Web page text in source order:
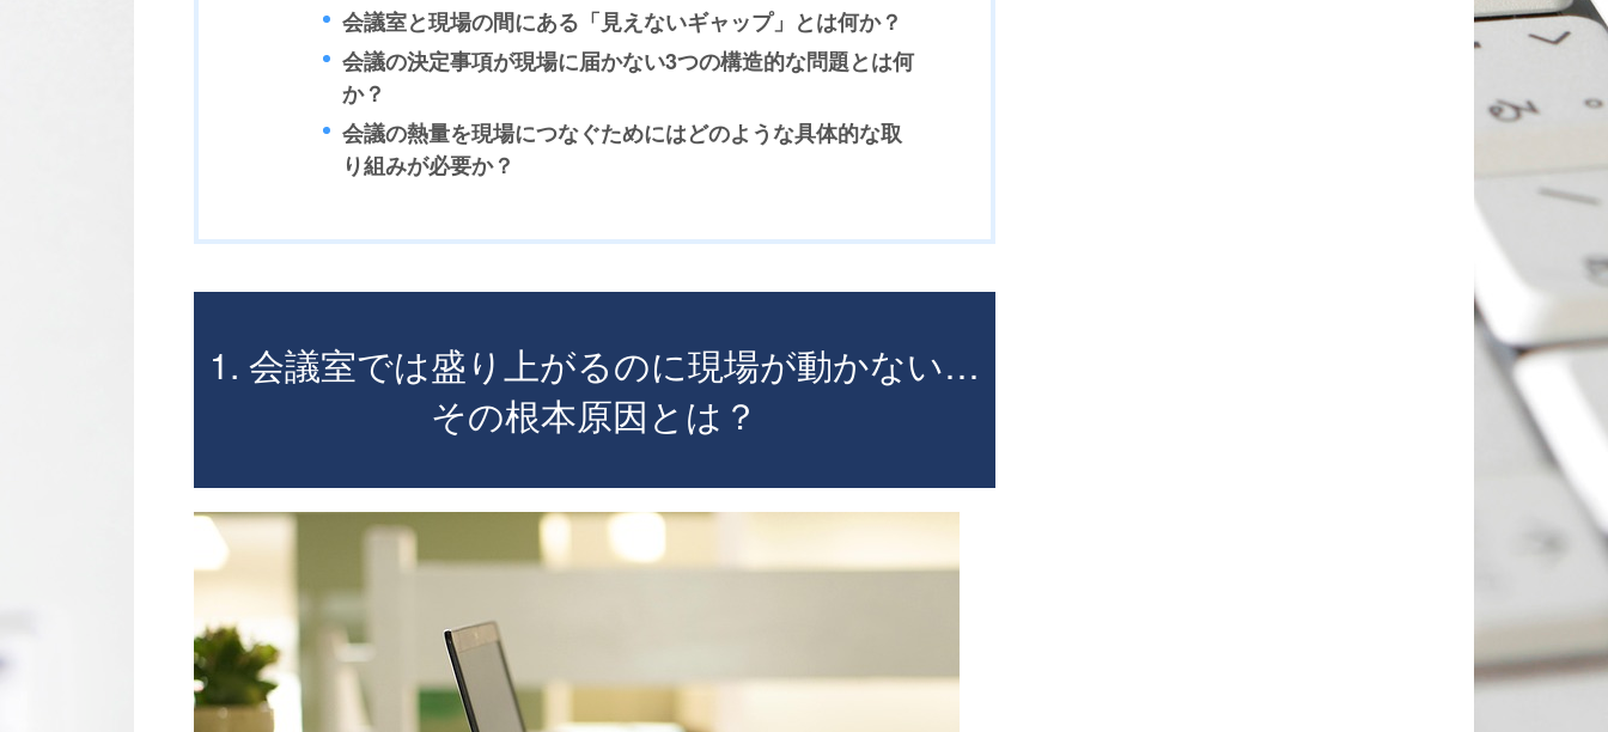
会議室と現場の間にある「見えないギャップ」とは何か？
会議の決定事項が現場に届かない3つの構造的な問題とは何
か？
会議の熱量を現場につなぐためにはどのような具体的な取
り組みが必要か？
1. 会議室では盛り上がるのに現場が動かない…
その根本原因とは？